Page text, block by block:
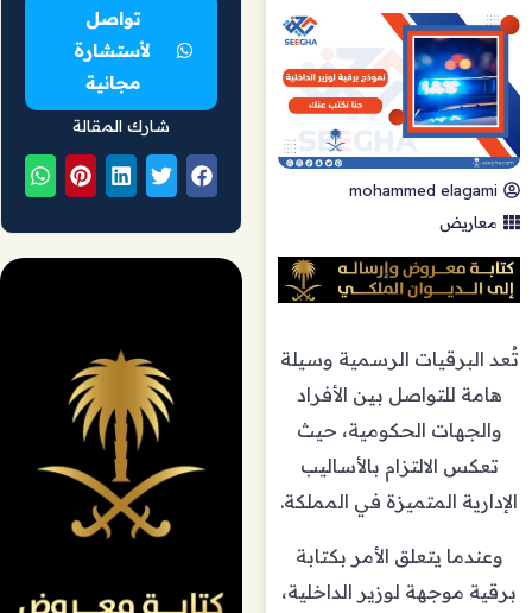
mohammed elagami
معاريض
تُعد البرقيات الرسمية وسيلة
هامة للتواصل بين الأفراد
والجهات الحكومية، حيث
تعكس الالتزام بالأساليب
الإدارية المتميزة في المملكة.
وعندما يتعلق الأمر بكتابة
برقية موجهة لوزير الداخلية،
تواصل
لأستشارة
مجانية
شارك المقالة